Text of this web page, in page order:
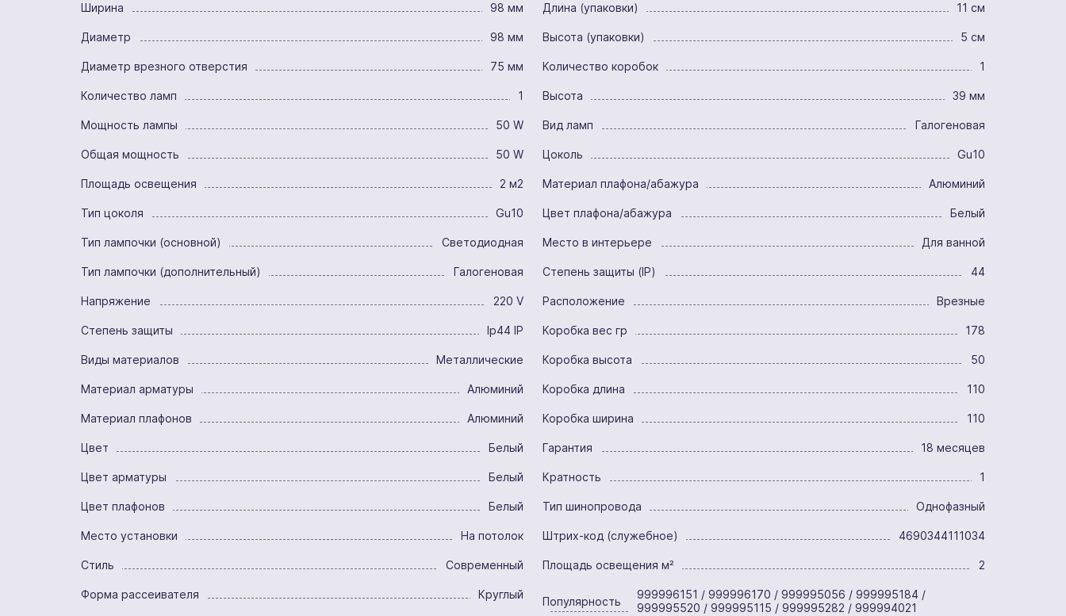
Ширина 98 мм
Диаметр 98 мм
Диаметр врезного отверстия 75 мм
Количество ламп 1
Мощность лампы 50 W
Общая мощность 50 W
Площадь освещения 2 м2
Тип цоколя Gu10
Тип лампочки (основной) Светодиодная
Тип лампочки (дополнительный) Галогеновая
Напряжение 220 V
Степень защиты Ip44 IP
Виды материалов Металлические
Материал арматуры Алюминий
Материал плафонов Алюминий
Цвет Белый
Цвет арматуры Белый
Цвет плафонов Белый
Место установки На потолок
Стиль Современный
Форма рассеивателя Круглый
Длина (упаковки) 11 см
Высота (упаковки) 5 см
Количество коробок 1
Высота 39 мм
Вид ламп Галогеновая
Цоколь Gu10
Материал плафона/абажура Алюминий
Цвет плафона/абажура Белый
Место в интерьере Для ванной
Степень защиты (IP) 44
Расположение Врезные
Коробка вес гр 178
Коробка высота 50
Коробка длина 110
Коробка ширина 110
Гарантия 18 месяцев
Кратность 1
Тип шинопровода Однофазный
Штрих-код (служебное) 4690344111034
Площадь освещения м² 2
Популярность
999996151 / 999996170 / 999995056 / 999995184 /
999995520 / 999995115 / 999995282 / 999994021